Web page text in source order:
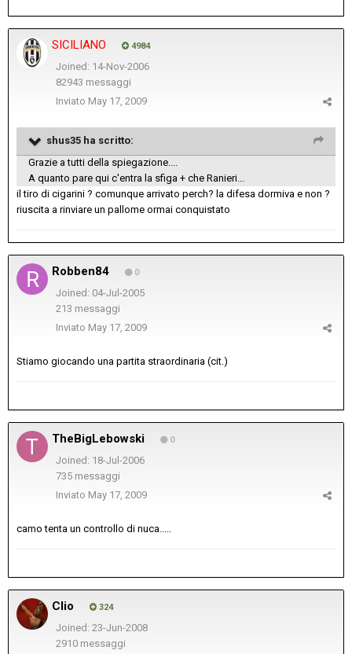
SICILIANO 4984
Joined: 14-Nov-2006
82943 messaggi
Inviato May 17, 2009
shus35 ha scritto:
Grazie a tutti della spiegazione....
A quanto pare qui c'entra la sfiga + che Ranieri...
il tiro di cigarini ? comunque arrivato perch? la difesa dormiva e non ?
riuscita a rinviare un pallome ormai conquistato
Robben84 0
Joined: 04-Jul-2005
213 messaggi
Inviato May 17, 2009
Stiamo giocando una partita straordinaria (cit.)
TheBigLebowski 0
Joined: 18-Jul-2006
735 messaggi
Inviato May 17, 2009
camo tenta un controllo di nuca.....
Clio 324
Joined: 23-Jun-2008
2910 messaggi